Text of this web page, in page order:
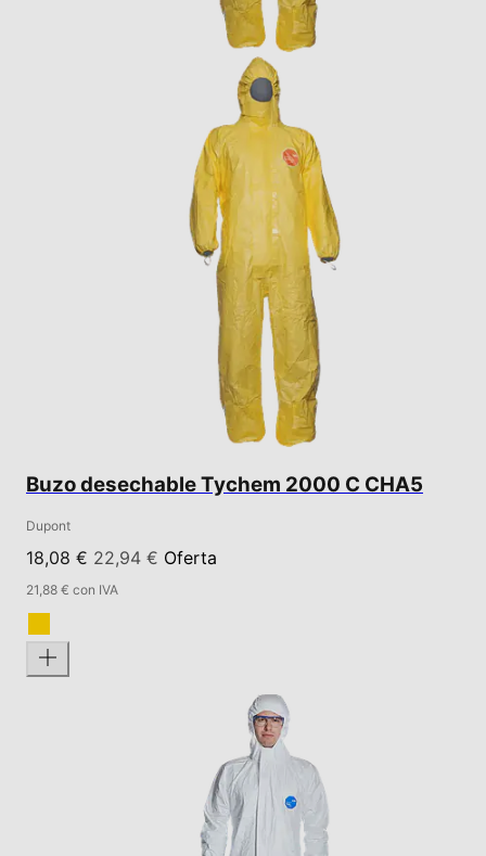
Buzo desechable Tychem 2000 C CHA5
Dupont
18,08 € 22,94 € Oferta
21,88 € con IVA